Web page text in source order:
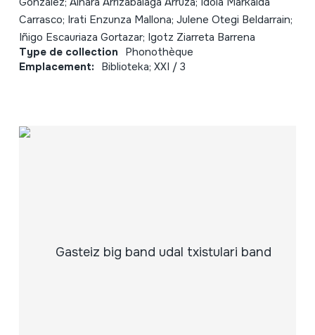
Carrasco; Irati Enzunza Mallona; Julene Otegi Beldarrain;
Iñigo Escauriaza Gortazar; Igotz Ziarreta Barrena
Type de collection Phonothèque
Emplacement: Biblioteka; XXI / 3